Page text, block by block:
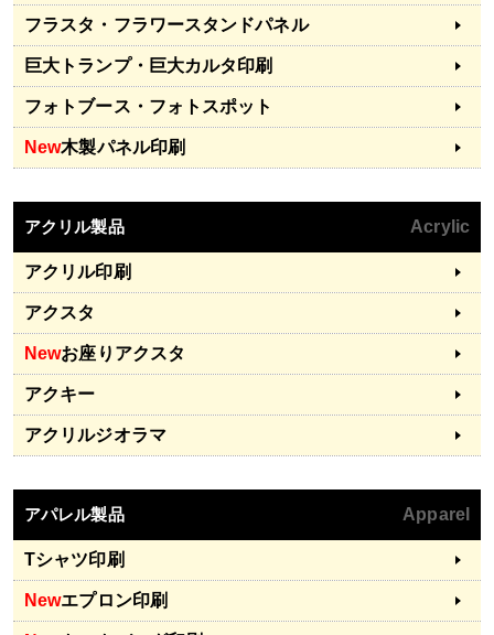
フラスタ・フラワースタンドパネル
巨大トランプ・巨大カルタ印刷
フォトブース・フォトスポット
New木製パネル印刷
アクリル製品 Acrylic
アクリル印刷
アクスタ
Newお座りアクスタ
アクキー
アクリルジオラマ
アパレル製品 Apparel
Tシャツ印刷
Newエプロン印刷